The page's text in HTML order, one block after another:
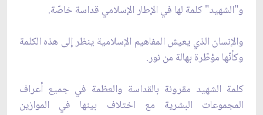
و"الشهيد" كلمة لها في الإطار الإسلامي قداسة خاصّة.
والإنسان الذي يعيش المفاهيم الإسلامية ينظر إلى هذه الكلمة
وكأنّها مؤطّرة بهالة من نور.
كلمة الشهيد مقرونة بالقداسة والعظمة في جميع أعراف
المجموعات البشرية مع اختلاف بينها في الموازين